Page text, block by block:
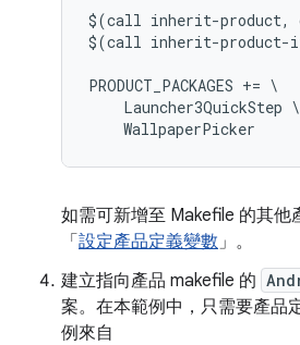
$(call inherit-product,
$(call inherit-product-
PRODUCT_PACKAGES += \
    Launcher3QuickStep \
如需可新增至 Makefile 的其他
「 設定產品定義變數」。
建立指向產品 makefile 的
案。在本範例中，只需要產品
例來自